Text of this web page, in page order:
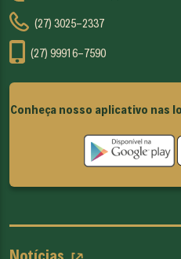
(27) 3025-2337
(27) 99916-7590
Conheça nosso aplicativo nas